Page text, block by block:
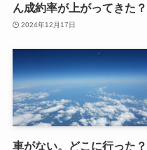
ん成約率が上がってきた？
2024年12月17日
車がない。どこに行った？